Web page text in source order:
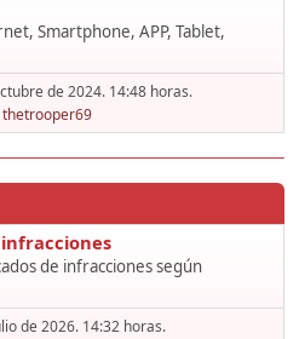
Smartphone, APP, Tablet,
de 2024. 14:48 horas.
thetrooper69
de infracciones según
de 2026. 14:32 horas.